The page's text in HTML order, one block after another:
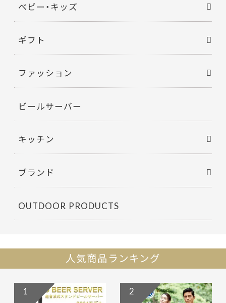
ベビー・キッズ
ギフト
ファッション
ビールサーバー
キッチン
ブランド
OUTDOOR PRODUCTS
人気商品ランキング
1 2